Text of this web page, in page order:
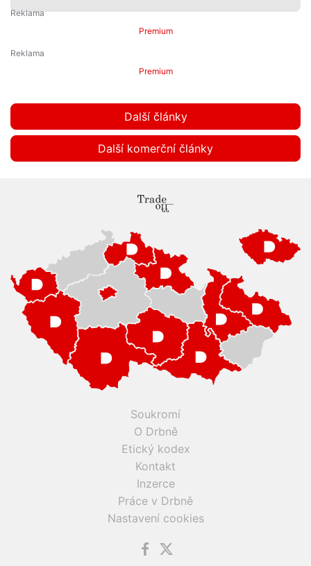
Premium
Premium
Další články
Další komerční články
Soukromí
O Drbně
Etický kodex
Kontakt
Inzerce
Práce v Drbně
Nastavení cookies